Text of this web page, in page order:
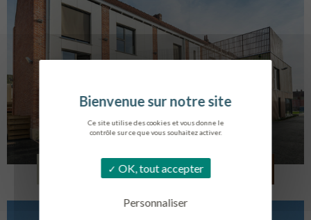
Ce site utilise des cookies et vous donne le
contrôle sur ce que vous souhaitez activer.
OK, tout accepter
Personnaliser
LOG. JEUNES TRAVAILLEURS